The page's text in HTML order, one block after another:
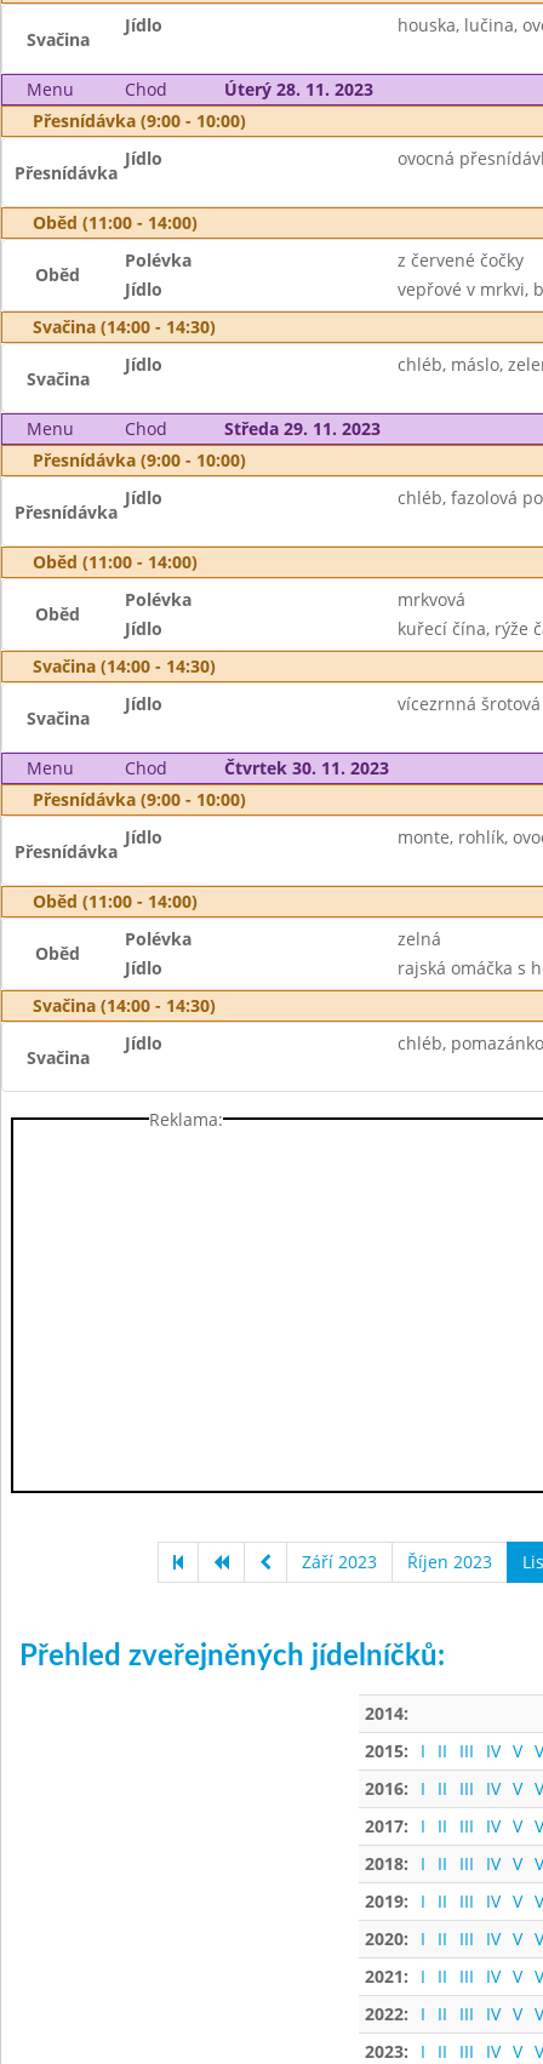
Svačina
Jídlo houska, lučina,
Menu Chod
Úterý 28. 11. 2023
Přesnídávka (9:00 - 10:00)
Přesnídávka
Jídlo ovocná
Oběd (11:00 - 14:00)
Oběd
Polévka
z červené čočky
Jídlo
vepřové v mrkvi,
Svačina (14:00 - 14:30)
Svačina
Jídlo chléb, máslo,
Menu Chod
Středa 29. 11. 2023
Přesnídávka (9:00 - 10:00)
Přesnídávka
Jídlo chléb, fazolová
Oběd (11:00 - 14:00)
Oběd
Polévka
mrkvová
Jídlo
kuřecí čína, rýže
Svačina (14:00 - 14:30)
Svačina
Jídlo vícezrnná
Menu Chod
Čtvrtek 30. 11. 2023
Přesnídávka (9:00 - 10:00)
Přesnídávka
Jídlo monte, rohlík,
Oběd (11:00 - 14:00)
Oběd
Polévka
zelná
Jídlo
rajská omáčka s
Svačina (14:00 - 14:30)
Svačina
Jídlo chléb,
Reklama:
Září 2023 Říjen 2023
Přehled zveřejněných jídelníčků:
2014:
2015:
I II III IV V
2016:
I II III IV V
2017:
I II III IV V
2018:
I II III IV V
2019:
I II III IV V
2020:
I II III IV V
2021:
I II III IV V
2022:
I II III IV V
2023:
I II III IV V